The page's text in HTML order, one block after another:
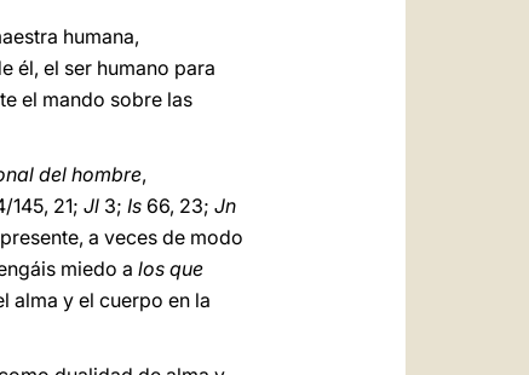
humana,
él, el ser humano para
el mando sobre las
del hombre,
145, 21; Jl 3; Is 66, 23; Jn
a veces de modo
miedo a los que
alma y el cuerpo en la